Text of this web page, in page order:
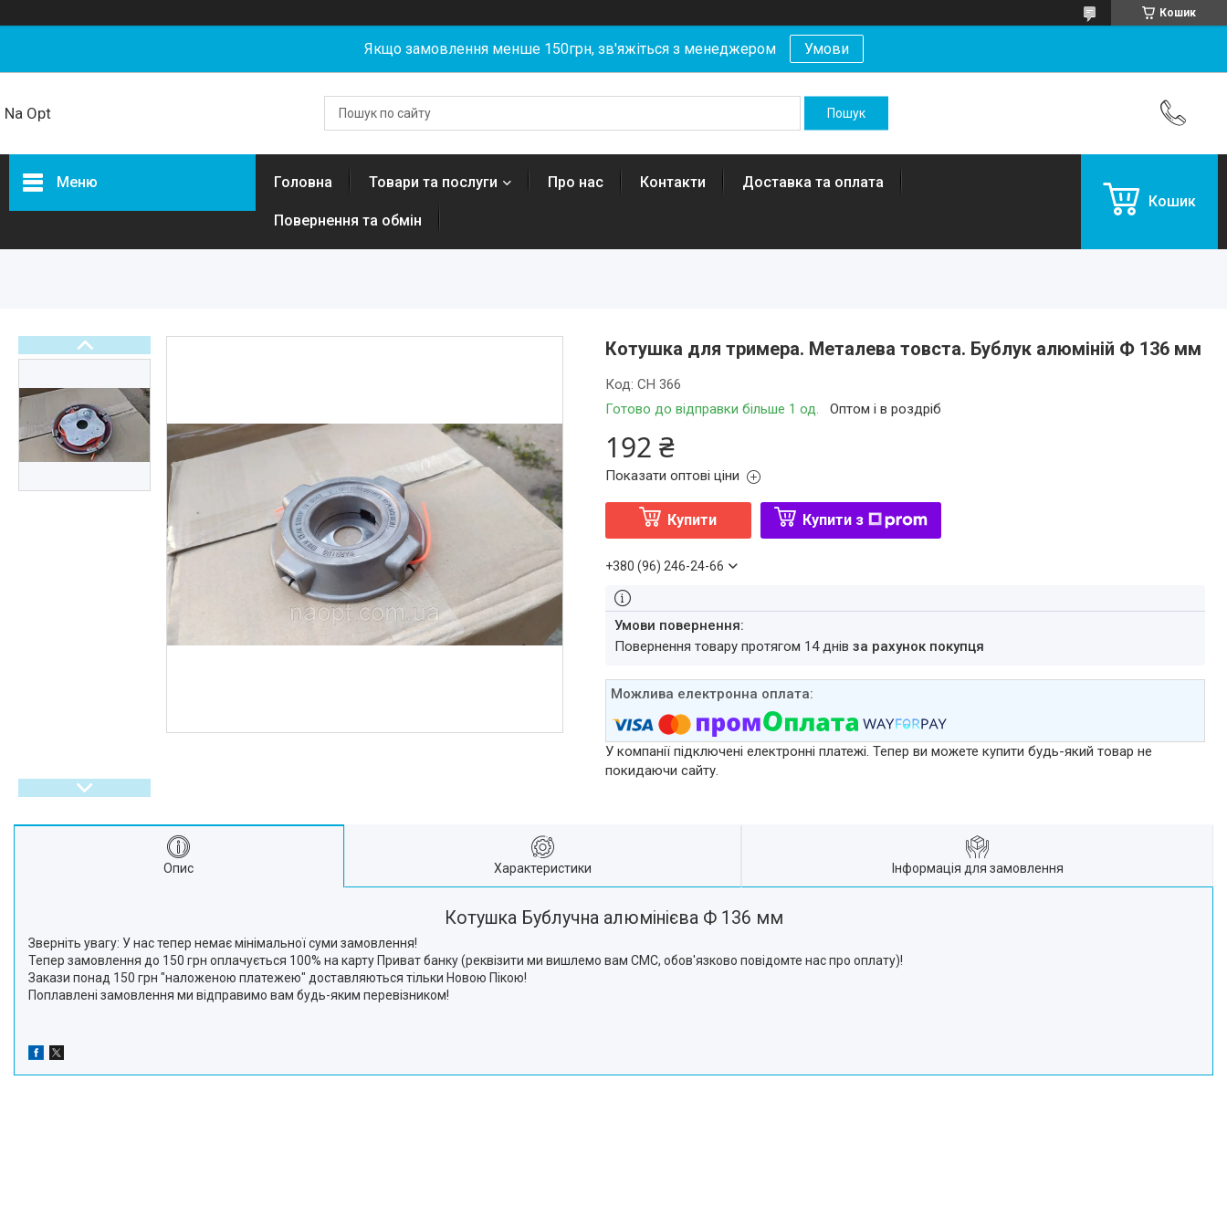
Кошик
Якщо замовлення менше 150грн, зв'яжіться з менеджером Умови
Na Opt
Меню
Риболовля
Бензозапчастини
для електротехніки, самокатів,
гіроббордів, E-Bike.
Велосипеди,
Електровелосипеди Самокати
Велозапчастини. Велодетали.
Вело аксесуари. Вело
покришки. Вело камери. Вело
багажники. Вело світло.
Покришки і камери на дитячі
М'які іграшки
Головна Товари та послуги Про нас Контакти Доставка та оплата
Повернення та обмін
Кошик
Котушка для тримера. Металева товста. Бублук алюміній Ф 136 мм
Готово до відправки більше 1 од. Оптом і в роздріб
Код: CH 366
192 ₴
Показати оптові ціни
Купити Купити з
+380 (96) 246-24-66
повернення товару протягом 14 днів за рахунок покупця
У компанії підключені електронні платежі. Тепер ви можете купити будь-який товар не
покидаючи сайту.
Опис Характеристики Інформація для замовлення
Котушка Бублучна алюмінієва Ф 136 мм
Зверніть увагу: У нас тепер немає мінімальної суми замовлення!
Тепер замовлення до 150 грн оплачується 100% на карту Приват банку (реквізити ми вишлемо вам СМС, обов'язково повідомте нас про оплату)!
Закази понад 150 грн "наложеною платежею" доставляються тільки Новою Пікою!
Поплавлені замовлення ми відправимо вам будь-яким перевізником!